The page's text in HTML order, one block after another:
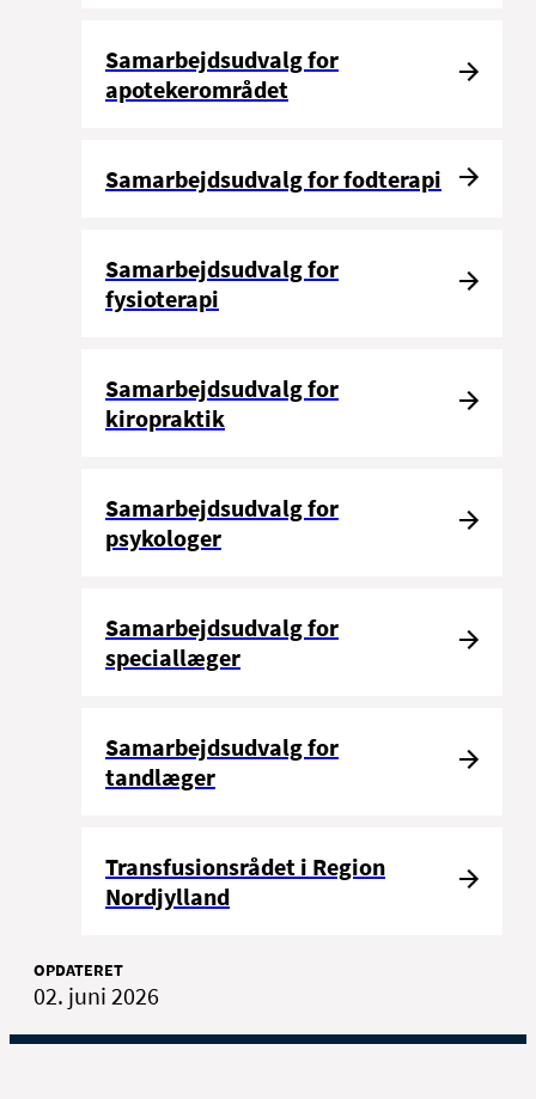
Samarbejdsudvalg for
apotekerområdet
Samarbejdsudvalg for fodterapi
Samarbejdsudvalg for
fysioterapi
Samarbejdsudvalg for
kiropraktik
Samarbejdsudvalg for
psykologer
Samarbejdsudvalg for
speciallæger
Samarbejdsudvalg for
tandlæger
Transfusionsrådet i Region
Nordjylland
OPDATERET
02. juni 2026